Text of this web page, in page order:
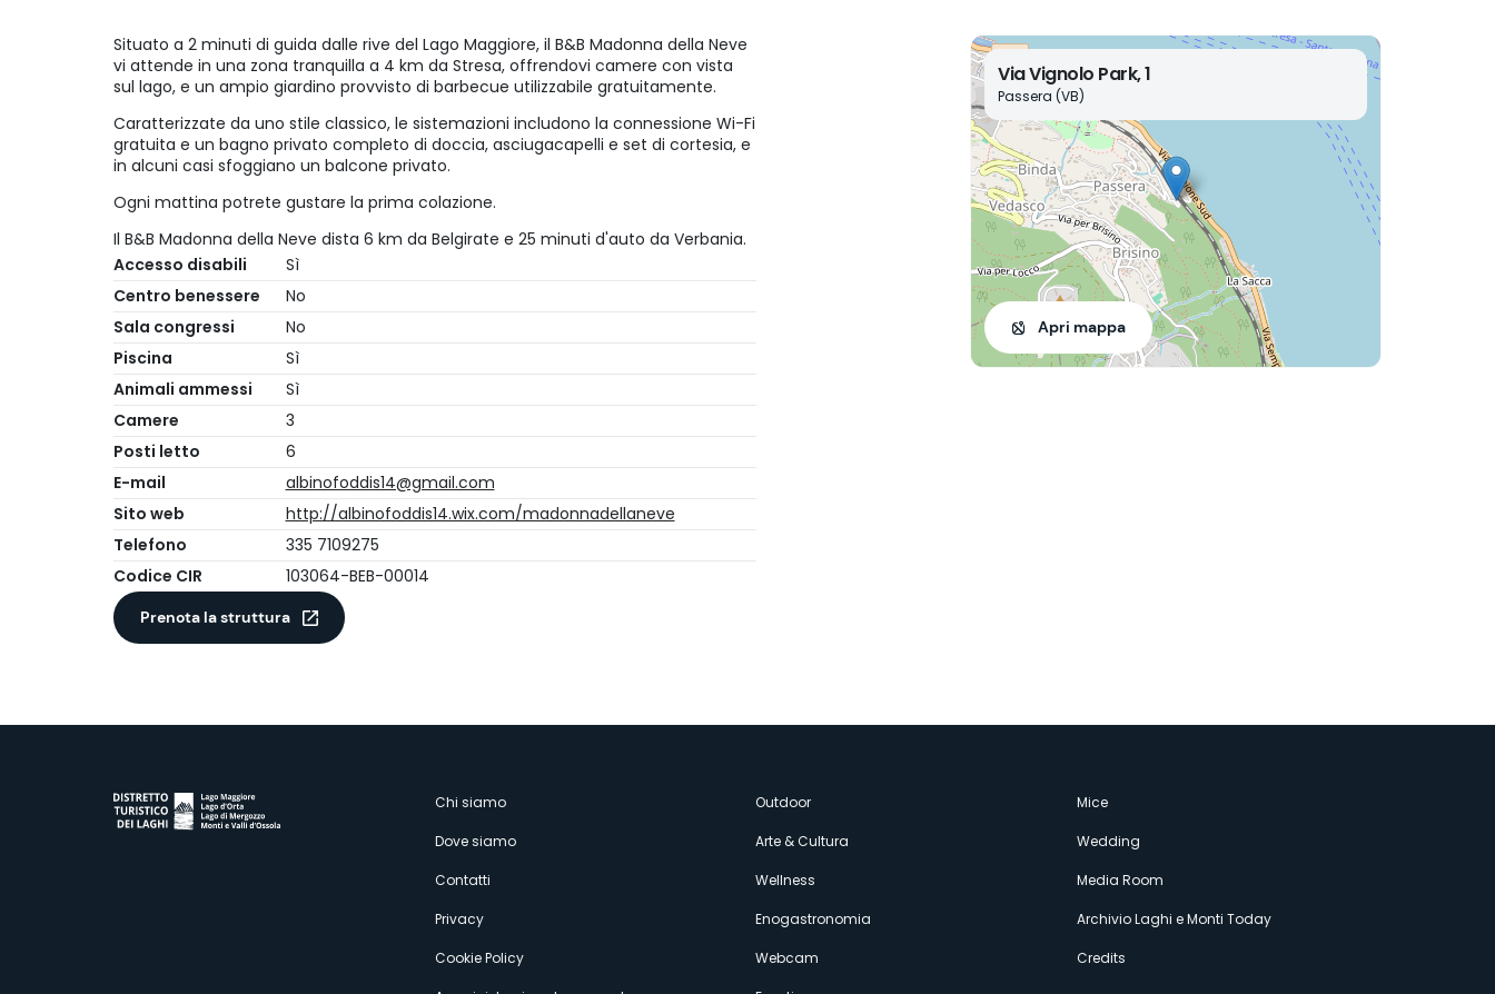
Situato a 2 minuti di guida dalle rive del Lago Maggiore, il B&B Madonna della Neve
vi attende in una zona tranquilla a 4 km da Stresa, offrendovi camere con vista
sul lago, e un ampio giardino provvisto di barbecue utilizzabile gratuitamente.
Caratterizzate da uno stile classico, le sistemazioni includono la connessione Wi-Fi
gratuita e un bagno privato completo di doccia, asciugacapelli e set di cortesia, e
in alcuni casi sfoggiano un balcone privato.
Ogni mattina potrete gustare la prima colazione.
Il B&B Madonna della Neve dista 6 km da Belgirate e 25 minuti d'auto da Verbania.
Accesso disabili
Sì
Centro benessere
No
Sala congressi
No
Piscina
Sì
Animali ammessi
Sì
Camere
3
Posti letto
6
E-mail
albinofoddis14@gmail.com
Sito web
http://albinofoddis14.wix.com/madonnadellaneve
Telefono
335 7109275
Codice CIR
103064-BEB-00014
Prenota la struttura
Via Vignolo Park, 1
Passera (VB)
Apri mappa
Menù
secondario
Chi siamo
Dove siamo
Contatti
Privacy
Cookie Policy
Outdoor
Arte & Cultura
Wellness
Enogastronomia
Webcam
Mice
Wedding
Media Room
Archivio Laghi e Monti Today
Credits